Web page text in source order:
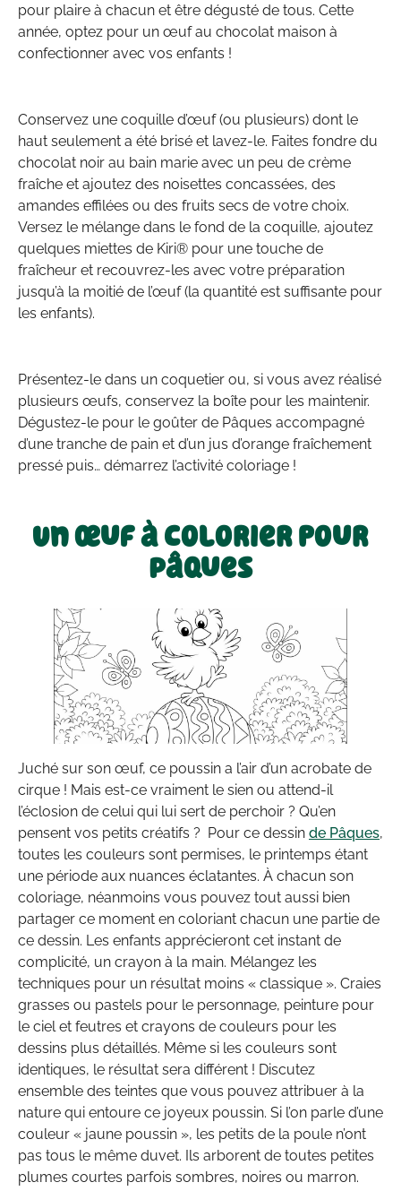
pour plaire à chacun et être dégusté de tous. Cette
année, optez pour un œuf au chocolat maison à
confectionner avec vos enfants !
Conservez une coquille d’œuf (ou plusieurs) dont le
haut seulement a été brisé et lavez-le. Faites fondre du
chocolat noir au bain marie avec un peu de crème
fraîche et ajoutez des noisettes concassées, des
amandes effilées ou des fruits secs de votre choix.
Versez le mélange dans le fond de la coquille, ajoutez
quelques miettes de Kiri® pour une touche de
fraîcheur et recouvrez-les avec votre préparation
jusqu’à la moitié de l’œuf (la quantité est suffisante pour
les enfants).
Présentez-le dans un coquetier ou, si vous avez réalisé
plusieurs œufs, conservez la boîte pour les maintenir.
Dégustez-le pour le goûter de Pâques accompagné
d’une tranche de pain et d’un jus d’orange fraîchement
pressé puis… démarrez l’activité coloriage !
Un œuf à colorier pour
Pâques
Juché sur son œuf, ce poussin a l’air d’un acrobate de
cirque ! Mais est-ce vraiment le sien ou attend-il
l’éclosion de celui qui lui sert de perchoir ? Qu’en
pensent vos petits créatifs ? Pour ce dessin de Pâques,
toutes les couleurs sont permises, le printemps étant
une période aux nuances éclatantes. À chacun son
coloriage, néanmoins vous pouvez tout aussi bien
partager ce moment en coloriant chacun une partie de
ce dessin. Les enfants apprécieront cet instant de
complicité, un crayon à la main. Mélangez les
techniques pour un résultat moins « classique ». Craies
grasses ou pastels pour le personnage, peinture pour
le ciel et feutres et crayons de couleurs pour les
dessins plus détaillés. Même si les couleurs sont
identiques, le résultat sera différent ! Discutez
ensemble des teintes que vous pouvez attribuer à la
nature qui entoure ce joyeux poussin. Si l’on parle d’une
couleur « jaune poussin », les petits de la poule n’ont
pas tous le même duvet. Ils arborent de toutes petites
plumes courtes parfois sombres, noires ou marron.